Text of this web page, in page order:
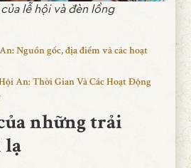
lễ hội và đèn lồng
Nguồn gốc, địa điểm và các hoạt
An: Thời Gian Và Các Hoạt Động
những trải
lạ